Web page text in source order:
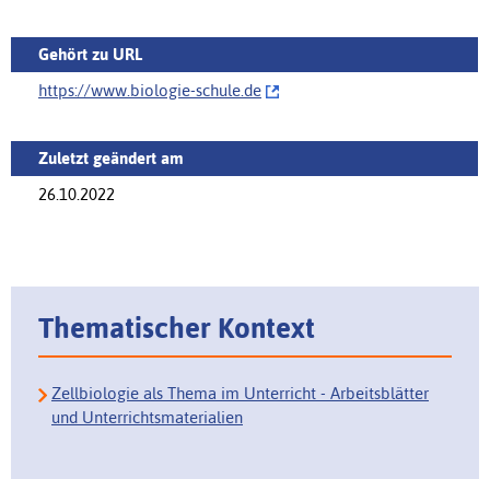
Gehört zu URL
https://‌www.biologie-schule.de
Zuletzt geändert am
26.10.2022
Thematischer Kontext
Zellbiologie als Thema im Unterricht - Arbeitsblätter
und Unterrichtsmaterialien